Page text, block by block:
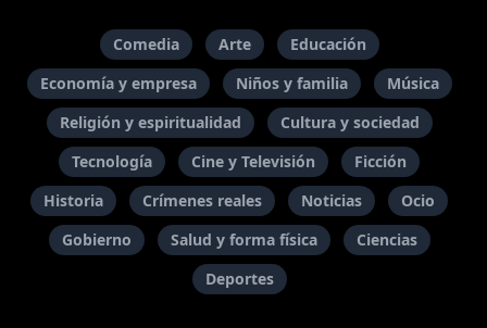
Comedia Arte
Educación
Economía y empresa
Niños y familia
Música
Religión y espiritualidad
Cultura y sociedad
Tecnología
Cine y Televisión
Ficción
Historia
Crímenes reales Noticias
Ocio
Gobierno
Salud y forma física
Ciencias
Deportes